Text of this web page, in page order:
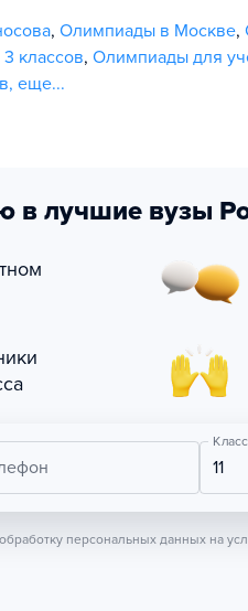
, Олимпиады в Москве,
классов, Олимпиады для
, еще...
в лучшие вузы
11
персональных данных на